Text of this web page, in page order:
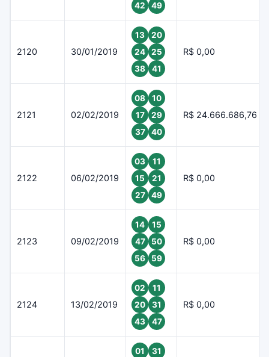
42
49
2120 30/01/2019
13
20
24
25
38
41
R$ 0,00
2121 02/02/2019
08
10
17
29
37
40
R$ 24.666.686,76
2122 06/02/2019
03
11
15
21
27
49
R$ 0,00
2123 09/02/2019
14
15
47
50
56
59
R$ 0,00
2124 13/02/2019
02
11
20
31
43
47
R$ 0,00
01
31